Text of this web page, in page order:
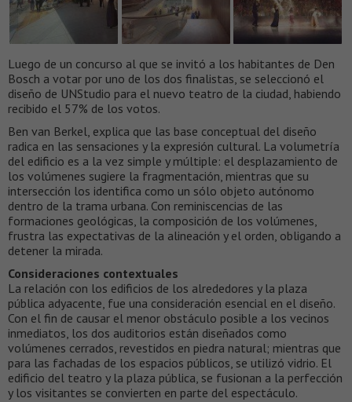
Luego de un concurso al que se invitó a los habitantes de Den
Bosch a votar por uno de los dos finalistas, se seleccionó el
diseño de UNStudio para el nuevo teatro de la ciudad, habiendo
recibido el 57% de los votos.
Ben van Berkel, explica que las base conceptual del diseño
radica en las sensaciones y la expresión cultural. La volumetría
del edificio es a la vez simple y múltiple: el desplazamiento de
los volúmenes sugiere la fragmentación, mientras que su
intersección los identifica como un sólo objeto autónomo
dentro de la trama urbana. Con reminiscencias de las
formaciones geológicas, la composición de los volúmenes,
frustra las expectativas de la alineación y el orden, obligando a
detener la mirada.
Consideraciones contextuales
La relación con los edificios de los alrededores y la plaza
pública adyacente, fue una consideración esencial en el diseño.
Con el fin de causar el menor obstáculo posible a los vecinos
inmediatos, los dos auditorios están diseñados como
volúmenes cerrados, revestidos en piedra natural; mientras que
para las fachadas de los espacios públicos, se utilizó vidrio. El
edificio del teatro y la plaza pública, se fusionan a la perfección
y los visitantes se convierten en parte del espectáculo.